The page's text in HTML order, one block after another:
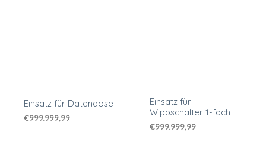
Einsatz für Datendose
€999.999,99
Einsatz für
Wippschalter 1-fach
€999.999,99